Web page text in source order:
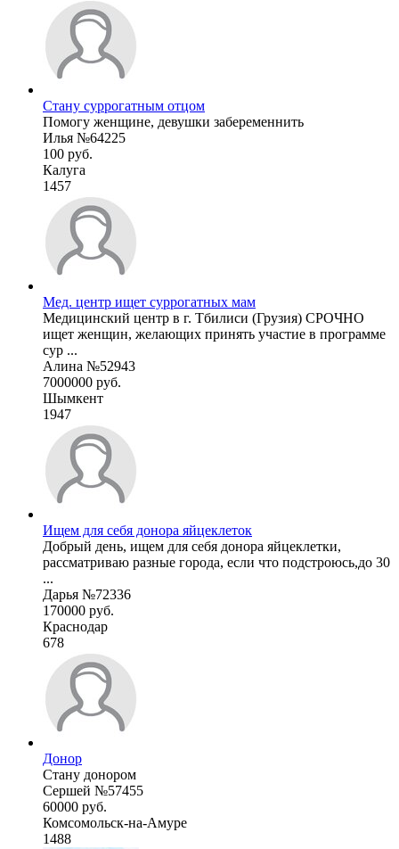
Стану суррогатным отцом
Помогу женщине, девушки забеременнить
Илья №64225
100 руб.
Калуга
1457
Мед. центр ищет суррогатных мам
Медицинский центр в г. Тбилиси (Грузия) СРОЧНО
ищет женщин, желающих принять участие в программе
сур ...
Алина №52943
7000000 руб.
Шымкент
1947
Ищем для себя донора яйцеклеток
Добрый день, ищем для себя донора яйцеклетки,
рассматриваю разные города, если что подстроюсь,до 30
...
Дарья №72336
170000 руб.
Краснодар
678
Донор
Стану донором
Сершей №57455
60000 руб.
Комсомольск-на-Амуре
1488